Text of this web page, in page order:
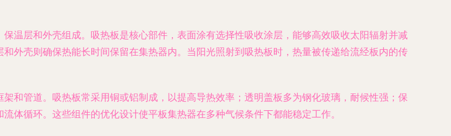
温层和外壳组成。吸热板是核心部件，表面涂有选择性吸收涂层，能够高效吸收太阳辐射并减
外壳则确保热能长时间保留在集热器内。当阳光照射到吸热板时，热量被传递给流经板内的传
和管道。吸热板常采用铜或铝制成，以提高导热效率；透明盖板多为钢化玻璃，耐候性强；保
体循环。这些组件的优化设计使平板集热器在多种气候条件下都能稳定工作。